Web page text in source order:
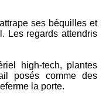
ses béquilles et
Les regards attendris
high-tech, plantes
posés comme des
la porte.